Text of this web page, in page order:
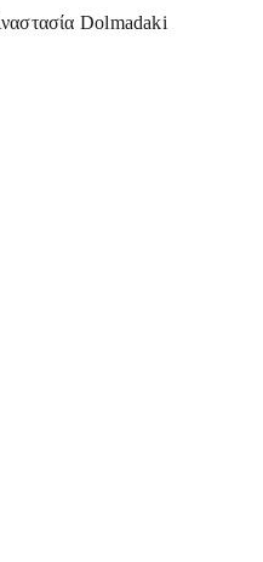
Dolmadaki